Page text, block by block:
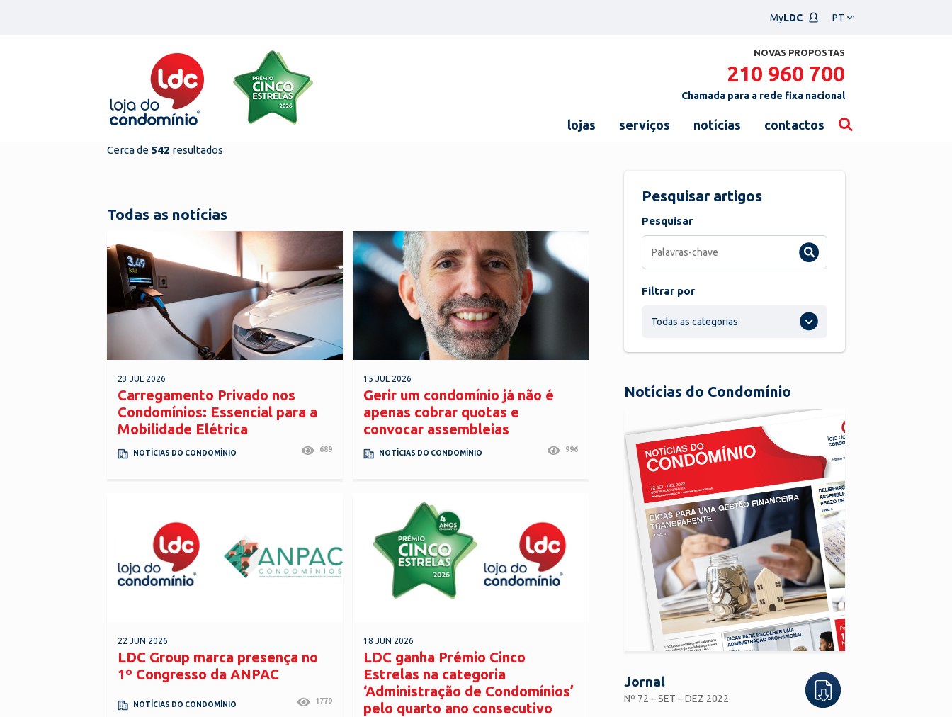
MyLDC
um
NOVAS PROPOSTAS
210 960 700
Chamada para a rede fixa nacional
lojas serviços notícias contactos
Cerca de 542 resultados
Todas as notícias
23 JUL 2026
Carregamento Privado nos
Condomínios: Essencial para a
Mobilidade Elétrica
NOTÍCIAS DO CONDOMÍNIO 689
15 JUL 2026
Gerir um condomínio já não é
apenas cobrar quotas e
convocar assembleias
NOTÍCIAS DO CONDOMÍNIO 996
22 JUN 2026
LDC Group marca presença no
1º Congresso da ANPAC
NOTÍCIAS DO CONDOMÍNIO 1779
18 JUN 2026
LDC ganha Prémio Cinco
Estrelas na categoria
‘Administração de Condomínios’
pelo quarto ano consecutivo
Pesquisar artigos
Pesquisar
Filtrar por
Todas as categorias
Notícias do Condomínio
Jornal
Nº 72 – SET – DEZ 2022